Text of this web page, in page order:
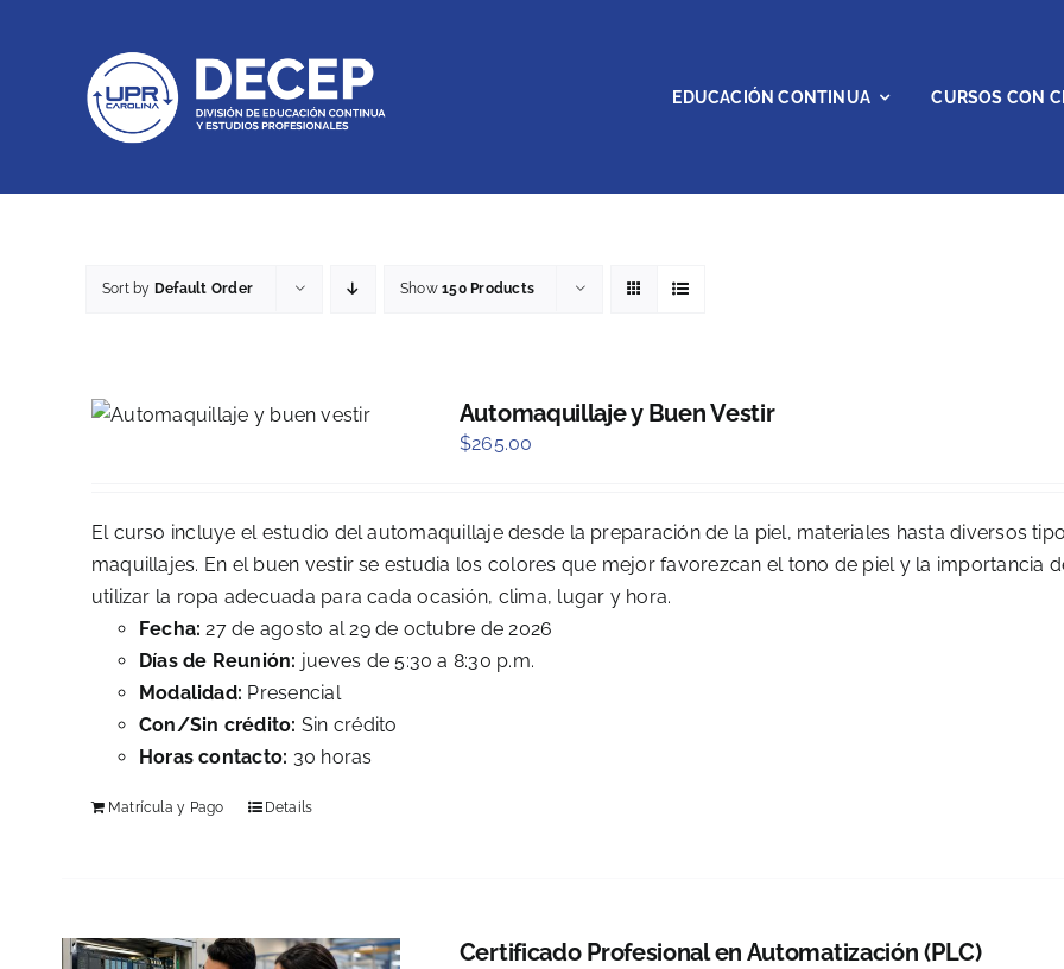
EDUCACIÓN CONTINUA CURSOS CON
Sort by Default Order Show150 Products
Automaquillaje y Buen Vestir
$265.00
El curso incluye el estudio del automaquillaje desde la preparación de la piel, materiales hasta diversos
maquillajes. En el buen vestir se estudia los colores que mejor favorezcan el tono de piel y la importancia
utilizar la ropa adecuada para cada ocasión, clima, lugar y hora.
Fecha:27 de agosto al 29 de octubre de 2026
Días de Reunión: jueves de 5:30 a 8:30 p.m.
Modalidad: Presencial
Con/Sin crédito: Sin crédito
Horas contacto: 30 horas
Matrícula y Pago Details
Certificado Profesional en Automatización (PLC)